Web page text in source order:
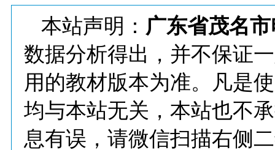
本站声明： 广东省茂名
数据分析得出，并不保证
用的教材版本为准。凡是
均与本站无关，本站也不
息有误，请微信扫描右侧